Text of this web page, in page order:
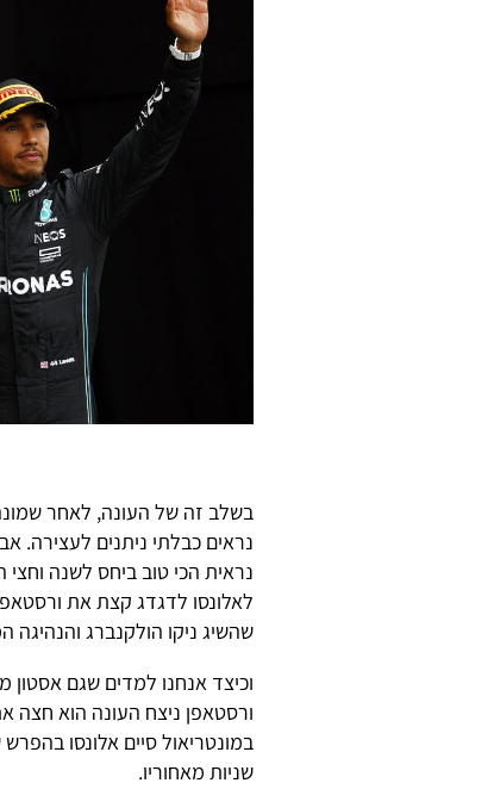
בשלב זה של העונה, לאחר
נראים כבלתי ניתנים לעצירה.
נראית הכי טוב ביחס לשנה
לאלונסו לדגדג קצת את
שהשיג ניקו הולקנברג
וכיצד אנחנו למדים שגם
שניות מאחוריו.